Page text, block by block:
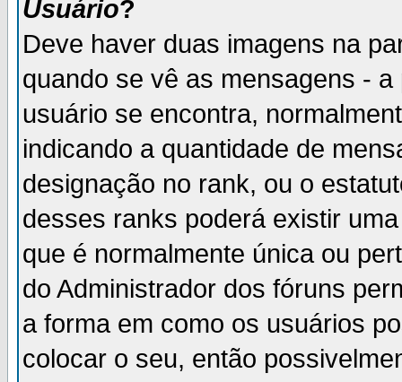
Usuário?
Deve haver duas imagens na
quando se vê as mensagens -
usuário se encontra,
indicando a quantidade de
designação no rank, ou o
desses ranks poderá existir
que é normalmente única ou
do Administrador dos fóruns
a forma em como os usuários
colocar o seu, então